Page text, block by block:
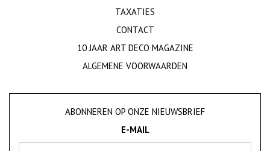
TAXATIES
CONTACT
10 JAAR ART DECO MAGAZINE
ALGEMENE VOORWAARDEN
ABONNEREN OP ONZE NIEUWSBRIEF
E-MAIL